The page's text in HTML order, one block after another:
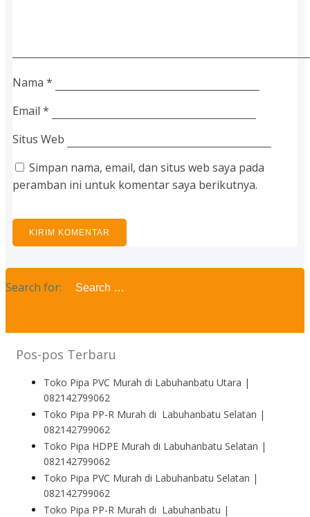
Nama *
Email *
Situs Web
Simpan nama, email, dan situs web saya pada
peramban ini untuk komentar saya berikutnya.
Search for:
Pos-pos Terbaru
Toko Pipa PVC Murah di Labuhanbatu Utara |
082142799062
Toko Pipa PP-R Murah di Labuhanbatu Selatan |
082142799062
Toko Pipa HDPE Murah di Labuhanbatu Selatan |
082142799062
Toko Pipa PVC Murah di Labuhanbatu Selatan |
082142799062
Toko Pipa PP-R Murah di Labuhanbatu |